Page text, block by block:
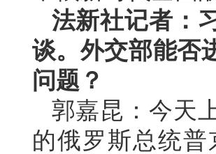
法新社记者：
谈。外交部能否
问题？
郭嘉昆：今天
的俄罗斯总统